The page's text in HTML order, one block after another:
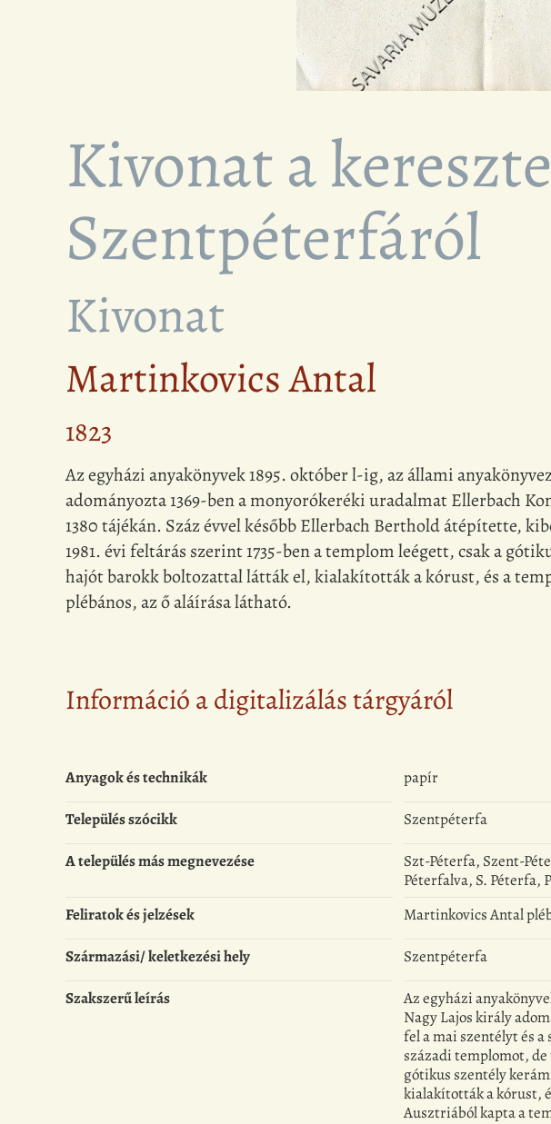
Kivonat a
Szentpéterfáról
Kivonat
Martinkovics Antal
1823
Az egyházi anyakönyvek 1895. október l-ig, az állami
adományozta 1369-ben a monyorókeréki uradalmat Ellerbach
1380 tájékán. Száz évvel később Ellerbach Berthold átépítette,
1981. évi feltárás szerint 1735-ben a templom leégett, csak a
hajót barokk boltozattal látták el, kialakították a kórust, és a
plébános, az ő aláírása látható.
Információ a digitalizálás tárgyáról
Anyagok és technikák
papír
Település szócikk
Szentpéterfa
A település más megnevezése
Szt-Péterfa, Szent-
Péterfalva, S. Péterfa,
Feliratok és jelzések
Martinkovics Antal
Származási/ keletkezési hely
Szentpéterfa
Szakszerű leírás
Az egyházi
Nagy Lajos király
fel a mai szentélyt és
századi templomot,
gótikus szentély
kialakították a kórust,
Ausztriából kapta a